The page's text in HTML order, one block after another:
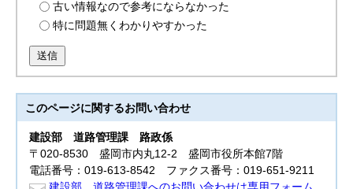
古い情報なので参考にならなかった
特に問題無くわかりやすかった
送信
このページに関するお問い合わせ
建設部道路管理課 路政係
〒020-8530 盛岡市内丸12-2 盛岡市役所本館7階
電話番号：019-613-8542 ファクス番号：019-651-9211
建設部 道路管理課へのお問い合わせは専用フォーム